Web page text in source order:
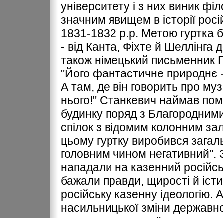
університету і з них виник
значним явищем в історії
1831-1832 р.р. Метою гуртка
- від Канта, Фіхте й Шеллінга
також німецький письменник
"Його фантастичне природнє
А там, де він говорить про
нього!" Станкевич наймав
будинку поряд з
спілок з відомим колонним
цьому гуртку виробився
головним чином негативний".
нападали на казенний
бажали правди, щирості й
російську казенну
насильницької зміни